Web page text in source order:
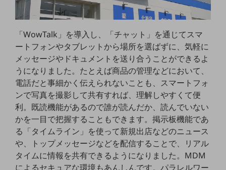
製造業
小売・卸売業
建設業
地域産業
その他の業界はこちら
ゲーム感覚で見つける
ビジネスお悩み診断
NTTドコモビジネス
オンラインショップ
モバイル・ICTサービスをオンラインで
「WowTalk」を導入し、「チャット」を通じてスマ
ートフォンやタブレットから場所を選ばずに、気軽に
メッセージやドキュメントを送り合うことができるよ
うになりました。たとえば商品の管理などにおいて、
電話だと事細かく伝えられないことも、スマートフォ
ンで写真を撮影して共有すれば、理解しやすくて便
利。既読機能があるので誰が読んだか、読んでいない
かを一目で把握することもできます。掲示板機能であ
る「タイムライン」を使って新規出店などのニュース
や、トップメッセージなどを配信することで、リアル
タイムに情報を共有できるようになりました。MDM
によるセキュアな環境もあんしんです。パラレルワー